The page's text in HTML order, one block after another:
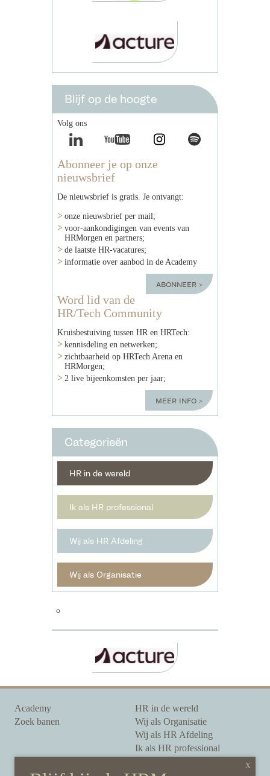
Blijf op de hoogte
Volg ons
Abonneer je op onze
nieuwsbrief
De nieuwsbrief is gratis. Je ontvangt:
onze nieuwsbrief per mail;
voor-aankondigingen van events van
HRMorgen en partners;
de laatste HR-vacatures;
informatie over aanbod in de Academy
abonneer
Word lid van de
HR/Tech Community
Kruisbestuiving tussen HR en HRTech:
kennisdeling en netwerken;
zichtbaarheid op HRTech Arena en
HRMorgen;
2 live bijeenkomsten per jaar;
meer info
Categorieën
HR in de wereld
Ik als HR professional
Wij als HR Afdeling
Wij als Organisatie
Academy
Zoek banen
HR in de wereld
Wij als Organisatie
Wij als HR Afdeling
Ik als HR professional
Onze auteurs Onze partners